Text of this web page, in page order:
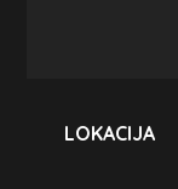
LOKACIJA